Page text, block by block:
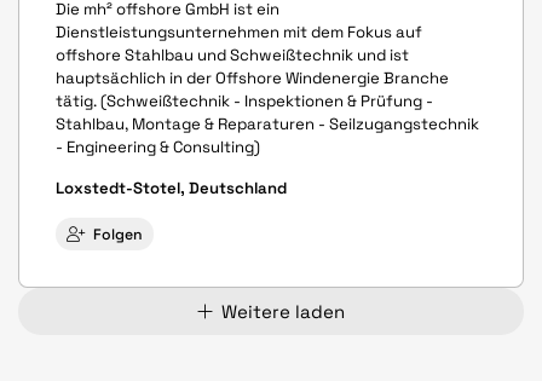
Die mh² offshore GmbH ist ein
Dienstleistungsunternehmen mit dem Fokus auf
offshore Stahlbau und Schweißtechnik und ist
hauptsächlich in der Offshore Windenergie Branche
tätig. (Schweißtechnik - Inspektionen & Prüfung -
Stahlbau, Montage & Reparaturen - Seilzugangstechnik
- Engineering & Consulting)
Loxstedt-Stotel, Deutschland
Folgen
Weitere laden